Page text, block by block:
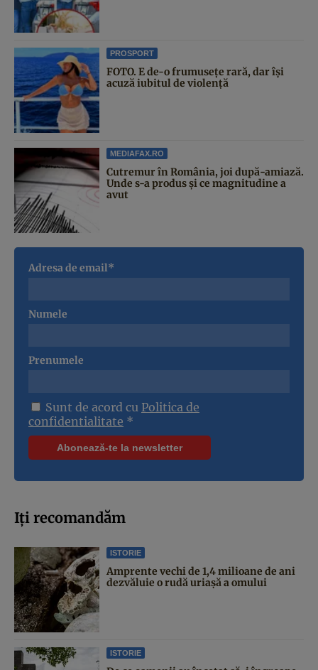
PROSPORT
FOTO. E de-o frumusețe rară, dar își
acuză iubitul de violență
MEDIAFAX.RO
Cutremur în România, joi după-amiază.
Unde s-a produs și ce magnitudine a
avut
Adresa de email*
Numele
Prenumele
Sunt de acord cu Politica de
confidentialitate *
Iți recomandăm
ISTORIE
Amprente vechi de 1,4 milioane de ani
dezvăluie o rudă uriașă a omului
ISTORIE